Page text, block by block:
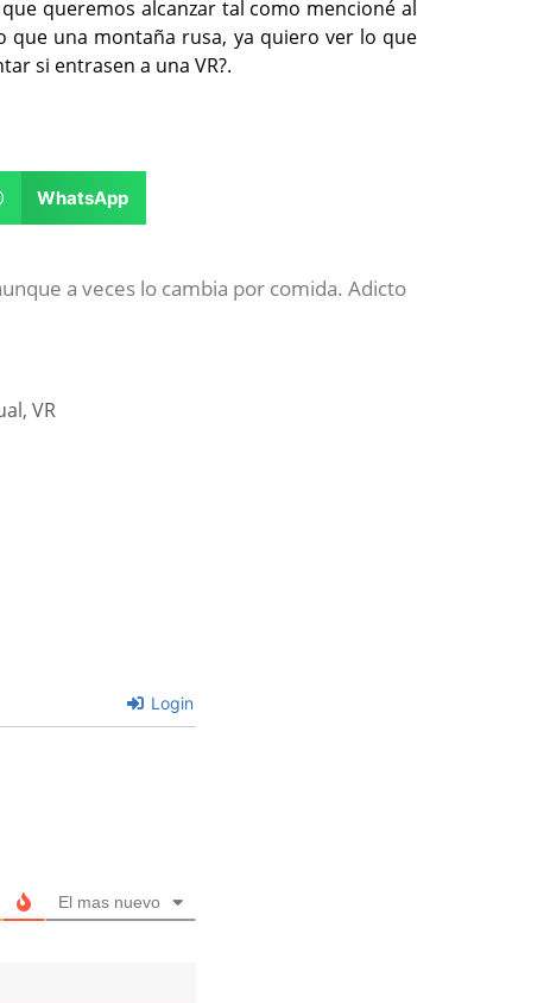
queremos alcanzar tal como mencioné al
que una montaña rusa, ya quiero ver lo que
si entrasen a una VR?.
WhatsApp
a veces lo cambia por comida. Adicto
, VR
Login
El mas nuevo